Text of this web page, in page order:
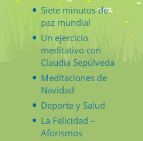
Siete minutos de
paz mundial
Un ejercicio
meditativo con
Claudia Sepúlveda
Meditaciones de
Navidad
Deporte y Salud
La Felicidad –
Aforismos